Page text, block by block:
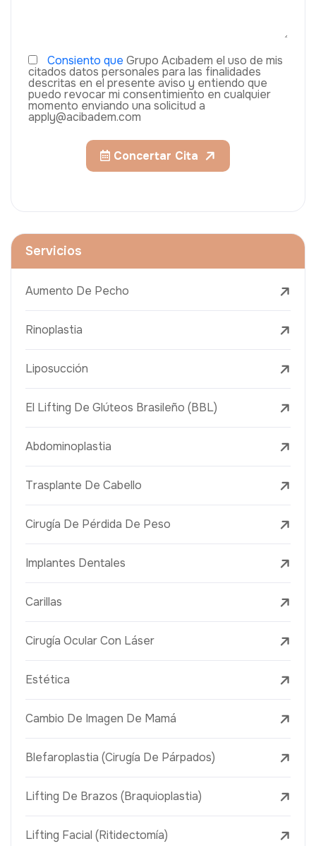
Consiento que Grupo Acıbadem el uso de mis
citados datos personales para las finalidades
descritas en el presente aviso y entiendo que
puedo revocar mi consentimiento en cualquier
momento enviando una solicitud a
apply@acibadem.com
Concertar Cita
Servicios
Aumento De Pecho
Rinoplastia
Liposucción
El Lifting De Glúteos Brasileño (BBL)
Abdominoplastia
Trasplante De Cabello
Cirugía De Pérdida De Peso
Implantes Dentales
Carillas
Cirugía Ocular Con Láser
Estética
Cambio De Imagen De Mamá
Blefaroplastia (Cirugía De Párpados)
Lifting De Brazos (Braquioplastia)
Lifting Facial (Ritidectomía)